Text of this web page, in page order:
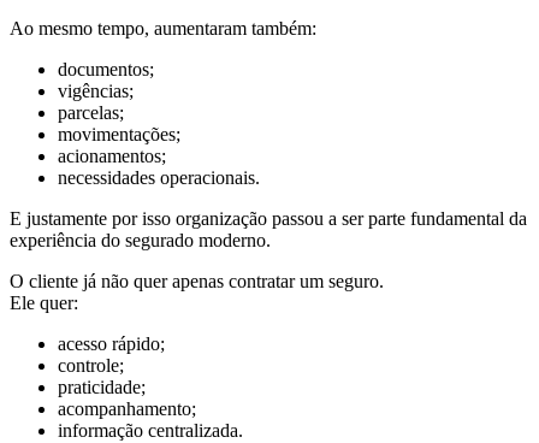
Ao mesmo tempo, aumentaram também:
documentos;
vigências;
parcelas;
movimentações;
acionamentos;
necessidades operacionais.
E justamente por isso organização passou a ser parte fundamental da
experiência do segurado moderno.
O cliente já não quer apenas contratar um seguro.
Ele quer:
acesso rápido;
controle;
praticidade;
acompanhamento;
informação centralizada.